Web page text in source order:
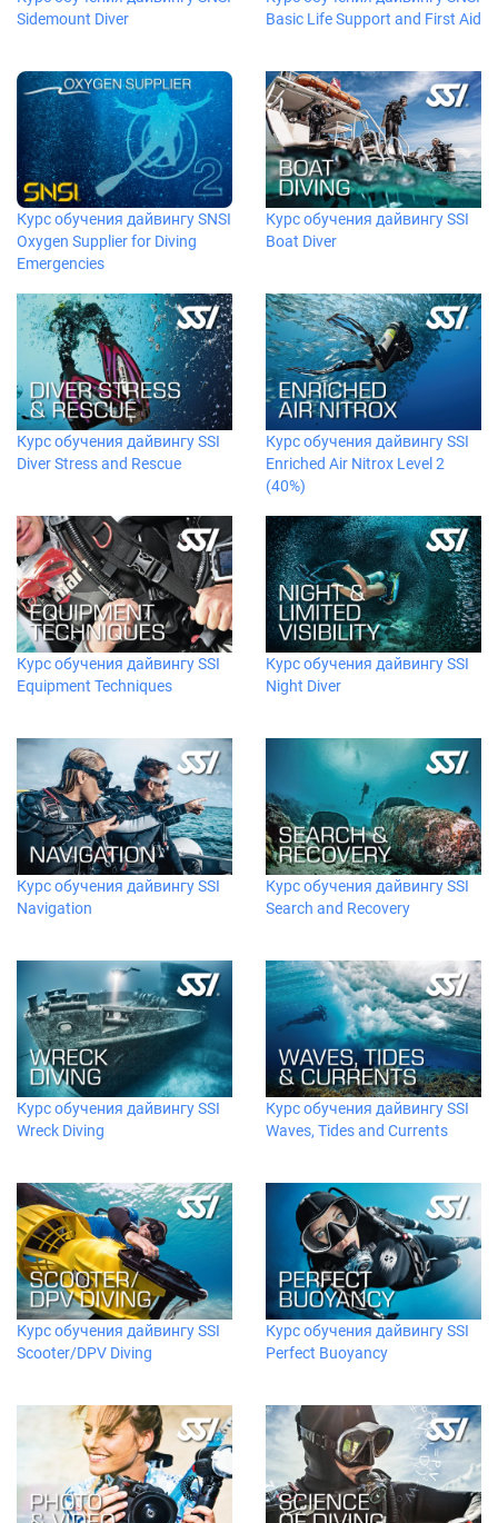
Sidemount Diver
Basic Life Support and First Aid
Курс обучения дайвингу SNSI
Oxygen Supplier for Diving
Emergencies
Курс обучения дайвингу SSI
Boat Diver
Курс обучения дайвингу SSI
Diver Stress and Rescue
Курс обучения дайвингу SSI
Enriched Air Nitrox Level 2
(40%)
Курс обучения дайвингу SSI
Equipment Techniques
Курс обучения дайвингу SSI
Night Diver
Курс обучения дайвингу SSI
Navigation
Курс обучения дайвингу SSI
Search and Recovery
Курс обучения дайвингу SSI
Wreck Diving
Курс обучения дайвингу SSI
Waves, Tides and Currents
Курс обучения дайвингу SSI
Scooter/DPV Diving
Курс обучения дайвингу SSI
Perfect Buoyancy